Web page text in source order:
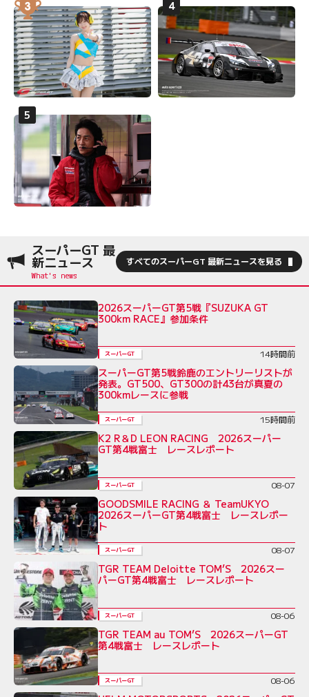
スーパーGT 最
新ニュース すべてのスーパーGT 最新ニュースを見る
2026スーパーGT第5戦『SUZUKA GT
300km RACE』参加条件
スーパーGT 14時間前
スーパーGT第5戦鈴鹿のエントリーリストが
発表。GT500、GT300の計43台が真夏の
300kmレースに参戦
スーパーGT 15時間前
K2 R＆D LEON RACING 2026スーパー
GT第4戦富士 レースレポート
スーパーGT 08-07
GOODSMILE RACING ＆ TeamUKYO
2026スーパーGT第4戦富士 レースレポー
ト
スーパーGT 08-07
TGR TEAM Deloitte TOM’S 2026スー
パーGT第4戦富士 レースレポート
スーパーGT 08-06
TGR TEAM au TOM’S 2026スーパーGT
第4戦富士 レースレポート
スーパーGT 08-06